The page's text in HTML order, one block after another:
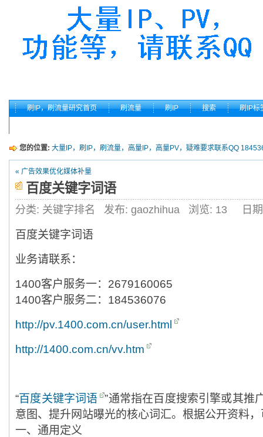
刷IP，刷流量研究首页 刷流量 刷IP 搜索 刷IP标
您的位置: 大量IP，刷IP，刷流量，高量IP，高量PV，疑难要求联系QQ
« 广告效果优化媒体补量
百度关键字词语
分类: 关键字排名 发布: gaozhihua 浏览: 13 日
百度关键字词语
业务请联系：
1400客户服务一：2679160065
1400客户服务二：184536076
http://pv.1400.com.cn/user.html
http://1400.com.cn/vv.htm
“百度关键字词语 ”通常指在百度搜索引擎或其推
意图、提升网站曝光的核心词汇。根据公开资料
‌一、通用定义‌